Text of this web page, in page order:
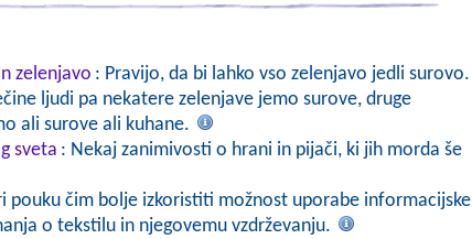
zelenjavo : Pravijo, da bi lahko vso zelenjavo jedli surovo.
ljudi pa nekatere zelenjave jemo surove, druge
ali surove ali kuhane.
sveta : Nekaj zanimivosti o hrani in pijači, ki jih morda še
pouku čim bolje izkoristiti možnost uporabe informacijske
o tekstilu in njegovemu vzdrževanju.